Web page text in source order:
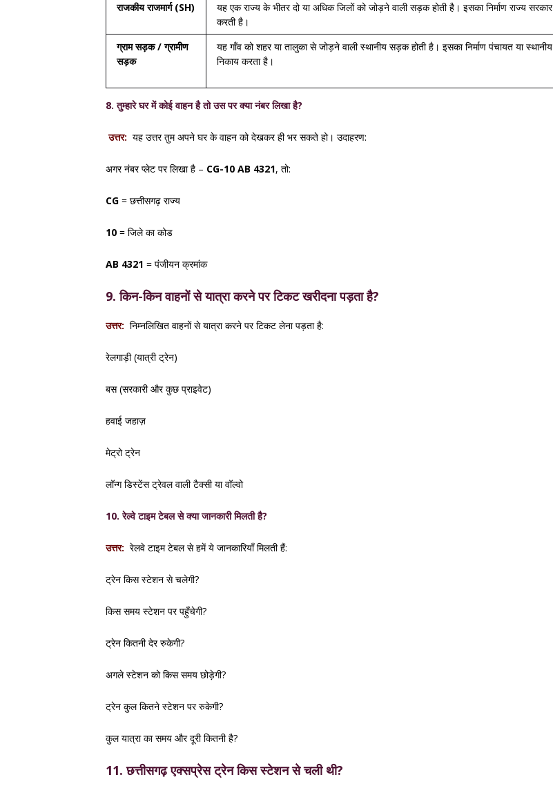
राजकीय राजमार्ग (SH)
यह एक राज्य के भीतर दो या अधिक जिलों को जोड़ने वाली सड़क होती है। इसका निर्माण राज्य सरकार
करती है।
ग्राम सड़क / ग्रामीण
सड़क
यह गाँव को शहर या तालुका से जोड़ने वाली स्थानीय सड़क होती है। इसका निर्माण पंचायत या स्थानीय
निकाय करता है।
8. तुम्हारे घर में कोई वाहन है तो उस पर क्या नंबर लिखा है?
उत्तर: यह उत्तर तुम अपने घर के वाहन को देखकर ही भर सकते हो। उदाहरण:
अगर नंबर प्लेट पर लिखा है – CG-10 AB 4321, तो:
CG = छत्तीसगढ़ राज्य
10 = जिले का कोड
AB 4321 = पंजीयन क्रमांक
9. किन-किन वाहनों से यात्रा करने पर टिकट खरीदना पड़ता है?
उत्तर: निम्नलिखित वाहनों से यात्रा करने पर टिकट लेना पड़ता है:
रेलगाड़ी (यात्री ट्रेन)
बस (सरकारी और कुछ प्राइवेट)
हवाई जहाज़
मेट्रो ट्रेन
लॉन्ग डिस्टेंस ट्रेवल वाली टैक्सी या वॉल्वो
10. रेल्वे टाइम टेबल से क्या जानकारी मिलती है?
उत्तर: रेलवे टाइम टेबल से हमें ये जानकारियाँ मिलती हैं:
ट्रेन किस स्टेशन से चलेगी?
किस समय स्टेशन पर पहुँचेगी?
ट्रेन कितनी देर रुकेगी?
अगले स्टेशन को किस समय छोड़ेगी?
ट्रेन कुल कितने स्टेशन पर रुकेगी?
कुल यात्रा का समय और दूरी कितनी है?
11. छत्तीसगढ़ एक्सप्रेस ट्रेन किस स्टेशन से चली थी?